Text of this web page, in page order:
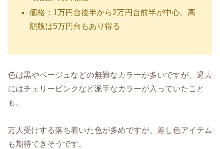
価格：1万円台後半から2万円台前半が中心。高
額版は5万円台もあり得る
色は黒やベージュなどの無難なカラーが多いですが、過去
にはチェリーピンクなど派手なカラーが入っていたこと
も。
万人受けする落ち着いた色が多めですが、差し色アイテム
も期待できそうです。